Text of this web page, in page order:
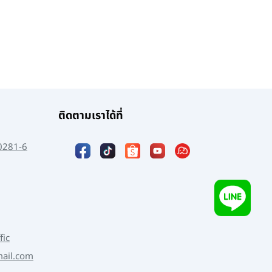
6
ติดตามเราได้ที่